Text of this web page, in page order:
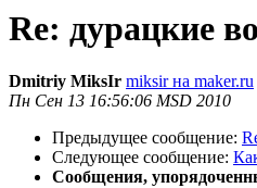
Re: дурацкие
Dmitriy MiksIr miksir на maker.ru
Пн Сен 13 16:56:06 MSD 2010
Предыдущее сообщение:
Следующее сообщение:
Сообщения,